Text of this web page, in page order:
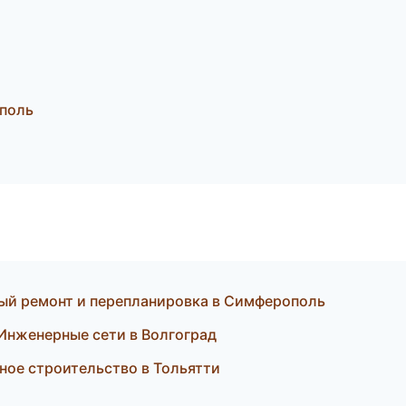
ремонт и перепланировка в Симферополь
сети в Волгоград
строительство в Тольятти